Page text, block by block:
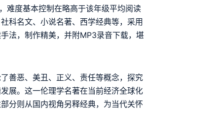
难度基本控制在略高于该年级平均阅读
科名文、小说名著、西学经典等，采用
法，制作精美，并附MP3录音下载，堪
善恶、美丑、正义、责任等概念，探究
展。这一伦理学名著在当前经济全球化
分则从国内视角另释经典，为当代关怀